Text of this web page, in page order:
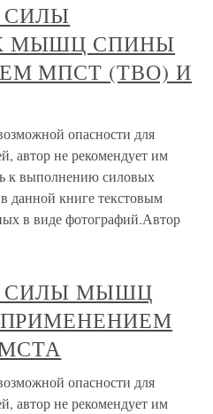
СИЛЫ
МЫШЦ СПИНЫ
МПСТ (ТВО) И
опасности для
автор не рекомендует им
к выполнению силовых
данной книге текстовым
в виде фотографий.Автор
СИЛЫ МЫШЦ
опасности для
автор не рекомендует им